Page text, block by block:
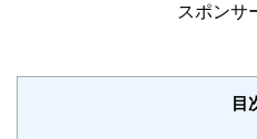
スポンサ
目